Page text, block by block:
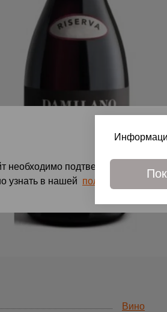
Вино
необходимо подтвердить свое
узнать в нашей политике